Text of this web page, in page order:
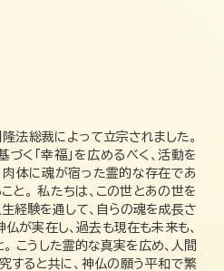
法総裁によって立宗されました。
く「幸福」を広めるべく、活動を
肉体に魂が宿った霊的な存在であ
と。 私たちは、この世とあの世を
経験を通して、自らの魂を成長さ
が実在し、過去も現在も未来も、
こうした霊的な真実を広め、人間
すると共に、神仏の願う平和で繁